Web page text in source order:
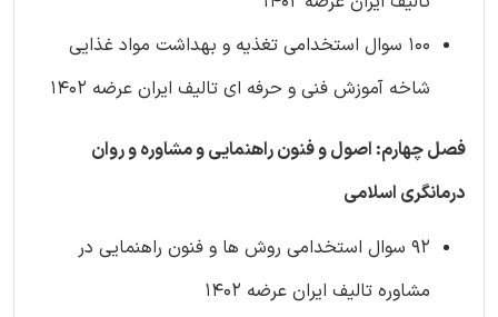
100 سوال استخدامی تغذیه و بهداشت مواد غذایی
شاخه آموزش فنی و حرفه ای تالیف ایران عرضه 1402
فصل چهارم: اصول و فنون راهنمایی و مشاوره و روان
درمانگری اسلامی
92 سوال استخدامی روش ها و فنون راهنمایی در
مشاوره تالیف ایران عرضه 1402